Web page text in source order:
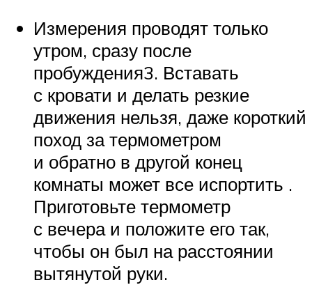
Измерения проводят только
утром, сразу после
пробуждения3. Вставать
с кровати и делать резкие
движения нельзя, даже короткий
поход за термометром
и обратно в другой конец
комнаты может все испортить .
Приготовьте термометр
с вечера и положите его так,
чтобы он был на расстоянии
вытянутой руки.